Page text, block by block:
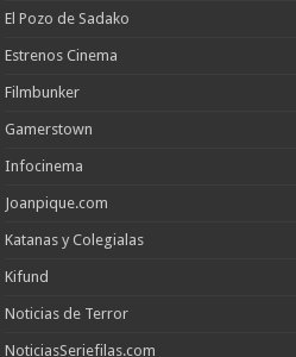
El Pozo de Sadako
Estrenos Cinema
Filmbunker
Gamerstown
Infocinema
Joanpique.com
Katanas y Colegialas
Kifund
Noticias de Terror
NoticiasSeriefilas.com